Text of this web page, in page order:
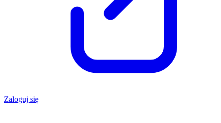
Zaloguj się